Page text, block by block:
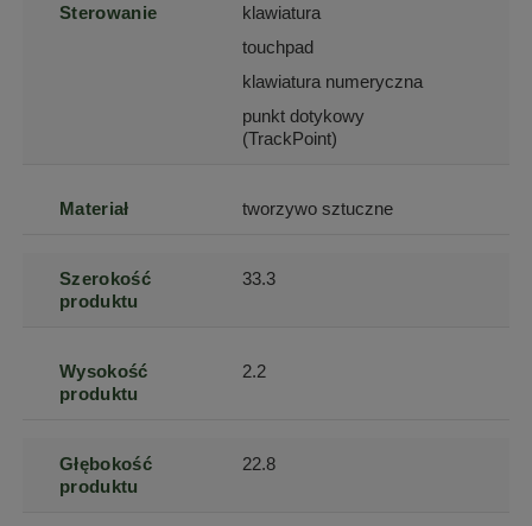
Sterowanie
klawiatura
touchpad
klawiatura numeryczna
punkt dotykowy
(TrackPoint)
Materiał tworzywo sztuczne
Szerokość
produktu
33.3
Wysokość
produktu
2.2
Głębokość
produktu
22.8